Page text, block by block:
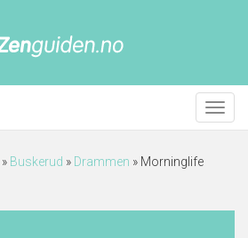
Meny
» Buskerud » Drammen » Morninglife